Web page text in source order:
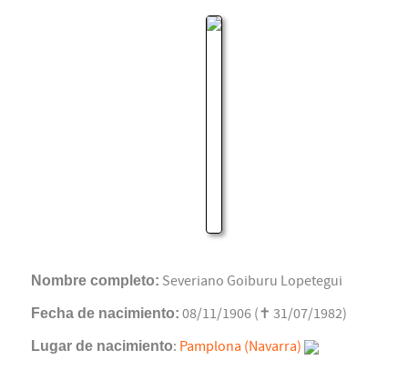
Nombre completo: Severiano Goiburu Lopetegui
Fecha de nacimiento: 08/11/1906 (✝ 31/07/1982)
Lugar de nacimiento: Pamplona (Navarra)